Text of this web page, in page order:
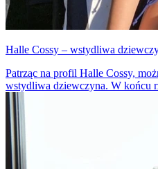
Halle Cossy – wstydliwa
Patrząc na profil Halle Cossy,
wstydliwa dziewczyna. W końcu
się przymykać oczy. Ale czy
bardzo często udostępnia zdjęcia